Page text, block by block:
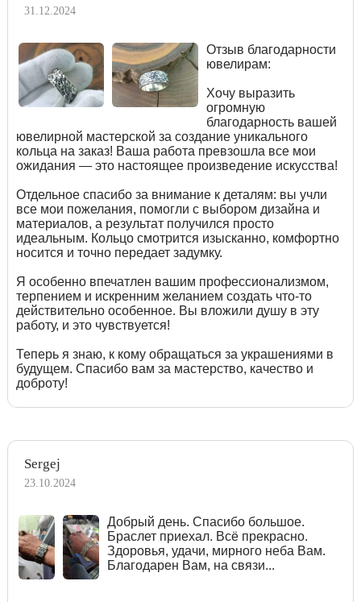
31.12.2024
Отзыв благодарности
ювелирам:
Хочу выразить
огромную
благодарность вашей
ювелирной мастерской за создание уникального
кольца на заказ! Ваша работа превзошла все мои
ожидания — это настоящее произведение искусства!
Отдельное спасибо за внимание к деталям: вы учли
все мои пожелания, помогли с выбором дизайна и
материалов, а результат получился просто
идеальным. Кольцо смотрится изысканно, комфортно
носится и точно передает задумку.
Я особенно впечатлен вашим профессионализмом,
терпением и искренним желанием создать что-то
действительно особенное. Вы вложили душу в эту
работу, и это чувствуется!
Теперь я знаю, к кому обращаться за украшениями в
будущем. Спасибо вам за мастерство, качество и
доброту!
Sergej
23.10.2024
Добрый день. Спасибо большое.
Браслет приехал. Всё прекрасно.
Здоровья, удачи, мирного неба Вам.
Благодарен Вам, на связи...